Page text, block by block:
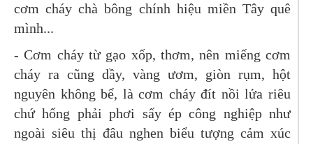
cơm cháy chà bông chính hiệu miền Tây quê
mình...
- Cơm cháy từ gạo xốp, thơm, nên miếng cơm
cháy ra cũng dầy, vàng ươm, giòn rụm, hột
nguyên không bể, là cơm cháy đít nồi lửa riêu
chứ hổng phải phơi sấy ép công nghiệp như
ngoài siêu thị đâu nghen biểu tượng cảm xúc